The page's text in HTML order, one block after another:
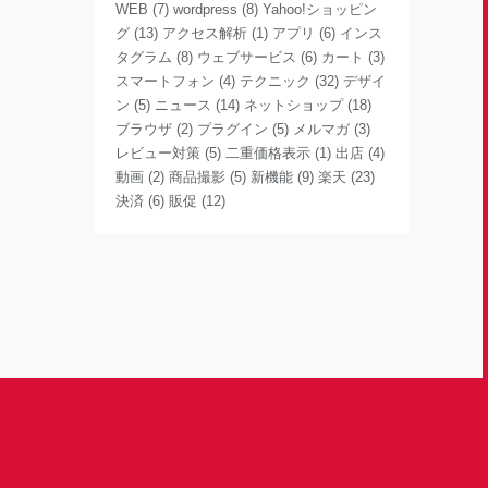
WEB (7) wordpress (8) Yahoo!ショッピン
グ (13) アクセス解析 (1) アプリ (6) インス
タグラム (8) ウェブサービス (6) カート (3)
スマートフォン (4) テクニック (32) デザイ
ン (5) ニュース (14) ネットショップ(18)
ブラウザ (2) プラグイン (5) メルマガ (3)
レビュー対策 (5) 二重価格表示 (1) 出店 (4)
動画 (2) 商品撮影 (5) 新機能 (9) 楽天 (23)
決済 (6) 販促 (12)